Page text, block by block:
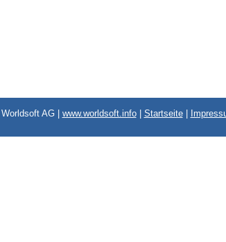
AG | www.worldsoft.info| Startseite|